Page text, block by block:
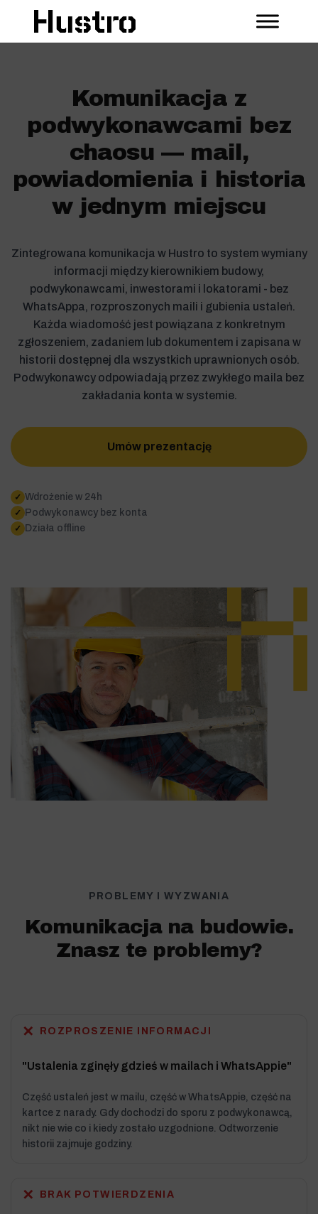
Komunikacja z
podwykonawcami bez
chaosu — mail,
powiadomienia i historia
w jednym miejscu
Zintegrowana komunikacja w Hustro to system wymiany
informacji między kierownikiem budowy,
podwykonawcami, inwestorami i lokatorami - bez
WhatsAppa, rozproszonych maili i gubienia ustaleń.
Każda wiadomość jest powiązana z konkretnym
zgłoszeniem, zadaniem lub dokumentem i zapisana w
historii dostępnej dla wszystkich uprawnionych osób.
Podwykonawcy odpowiadają przez zwykłego maila bez
zakładania konta w systemie.
Umów prezentację
✓ Wdrożenie w 24h
✓ Podwykonawcy bez konta
✓ Działa offline
PROBLEMY I WYZWANIA
Komunikacja na budowie.
Znasz te problemy?
✕ ROZPROSZENIE INFORMACJI
"Ustalenia zginęły gdzieś w mailach i WhatsAppie"
Część ustaleń jest w mailu, część w WhatsAppie, część na
kartce z narady. Gdy dochodzi do sporu z podwykonawcą,
nikt nie wie co i kiedy zostało uzgodnione. Odtworzenie
historii zajmuje godziny.
✕ BRAK POTWIERDZENIA